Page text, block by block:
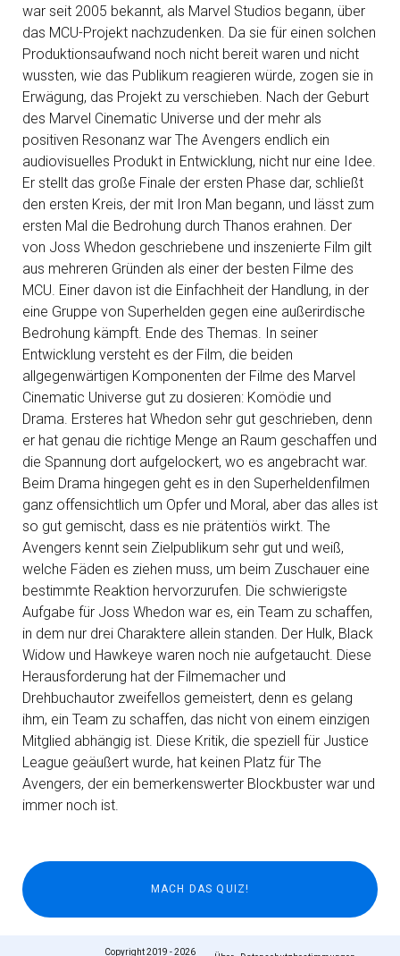
war seit 2005 bekannt, als Marvel Studios begann, über
das MCU-Projekt nachzudenken. Da sie für einen solchen
Produktionsaufwand noch nicht bereit waren und nicht
wussten, wie das Publikum reagieren würde, zogen sie in
Erwägung, das Projekt zu verschieben. Nach der Geburt
des Marvel Cinematic Universe und der mehr als
positiven Resonanz war The Avengers endlich ein
audiovisuelles Produkt in Entwicklung, nicht nur eine Idee.
Er stellt das große Finale der ersten Phase dar, schließt
den ersten Kreis, der mit Iron Man begann, und lässt zum
ersten Mal die Bedrohung durch Thanos erahnen. Der
von Joss Whedon geschriebene und inszenierte Film gilt
aus mehreren Gründen als einer der besten Filme des
MCU. Einer davon ist die Einfachheit der Handlung, in der
eine Gruppe von Superhelden gegen eine außerirdische
Bedrohung kämpft. Ende des Themas. In seiner
Entwicklung versteht es der Film, die beiden
allgegenwärtigen Komponenten der Filme des Marvel
Cinematic Universe gut zu dosieren: Komödie und
Drama. Ersteres hat Whedon sehr gut geschrieben, denn
er hat genau die richtige Menge an Raum geschaffen und
die Spannung dort aufgelockert, wo es angebracht war.
Beim Drama hingegen geht es in den Superheldenfilmen
ganz offensichtlich um Opfer und Moral, aber das alles ist
so gut gemischt, dass es nie prätentiös wirkt. The
Avengers kennt sein Zielpublikum sehr gut und weiß,
welche Fäden es ziehen muss, um beim Zuschauer eine
bestimmte Reaktion hervorzurufen. Die schwierigste
Aufgabe für Joss Whedon war es, ein Team zu schaffen,
in dem nur drei Charaktere allein standen. Der Hulk, Black
Widow und Hawkeye waren noch nie aufgetaucht. Diese
Herausforderung hat der Filmemacher und
Drehbuchautor zweifellos gemeistert, denn es gelang
ihm, ein Team zu schaffen, das nicht von einem einzigen
Mitglied abhängig ist. Diese Kritik, die speziell für Justice
League geäußert wurde, hat keinen Platz für The
Avengers, der ein bemerkenswerter Blockbuster war und
immer noch ist.
Copyright 2019 - 2026